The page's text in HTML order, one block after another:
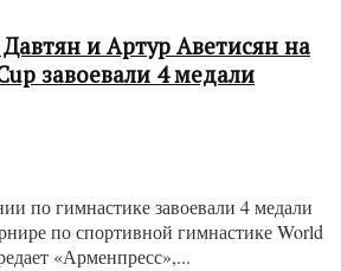
и Артур Аветисян на
завоевали 4 медали
по гимнастике завоевали 4 медали
по спортивной гимнастике World
«Арменпресс»,...